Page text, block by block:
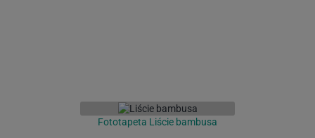
Fototapeta Liście bambusa